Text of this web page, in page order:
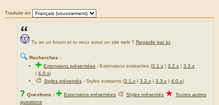
e
Traduire en
Tu as un forum et tu veux aussi un site web ? Regarde par ici.
🔍 Recherches :
✚Extensions présentées -Extensions existantes (3.1.x |3.2.x |3.3.x
|4.0.x)
🎨Styles présentés - Styles existants (3.1.x |3.2.x |3.3.x |4.0.x)
? Questions : ✚ Extensions présentées 🎨 Styles présentés ★ Toutes autres
questions